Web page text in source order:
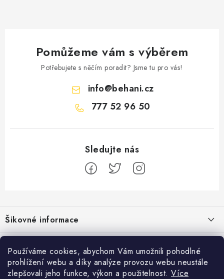
Používáme cookies, abychom Vám umožnili pohodlné
prohlížení webu a díky analýze provozu webu neustále
zlepšovali jeho funkce, výkon a použitelnost. Více
Pomůžeme vám s výběrem
Potřebujete s něčím poradit? Jsme tu pro vás!
info@behani.cz
777 52 96 50
á
p
a
Šikovné informace
Ceník dopravy
Moje objednávka
Jak vyměnit nebo vrátit zboží
Běžecké zajímavosti
Proč jít běhat právě o víkendu?
Přijímáme online platby